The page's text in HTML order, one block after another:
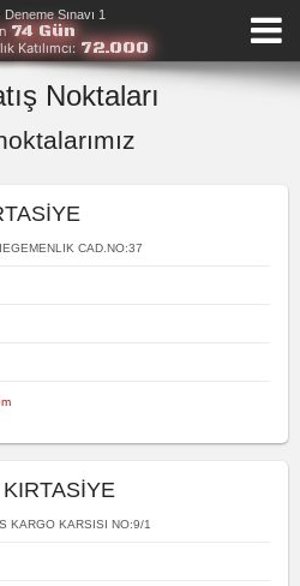
Deneme Sınavı 1
74 Gün
Katılımcı: 72.000
Noktaları
CAD.NO:37
KARGO KARSISI NO:9/1